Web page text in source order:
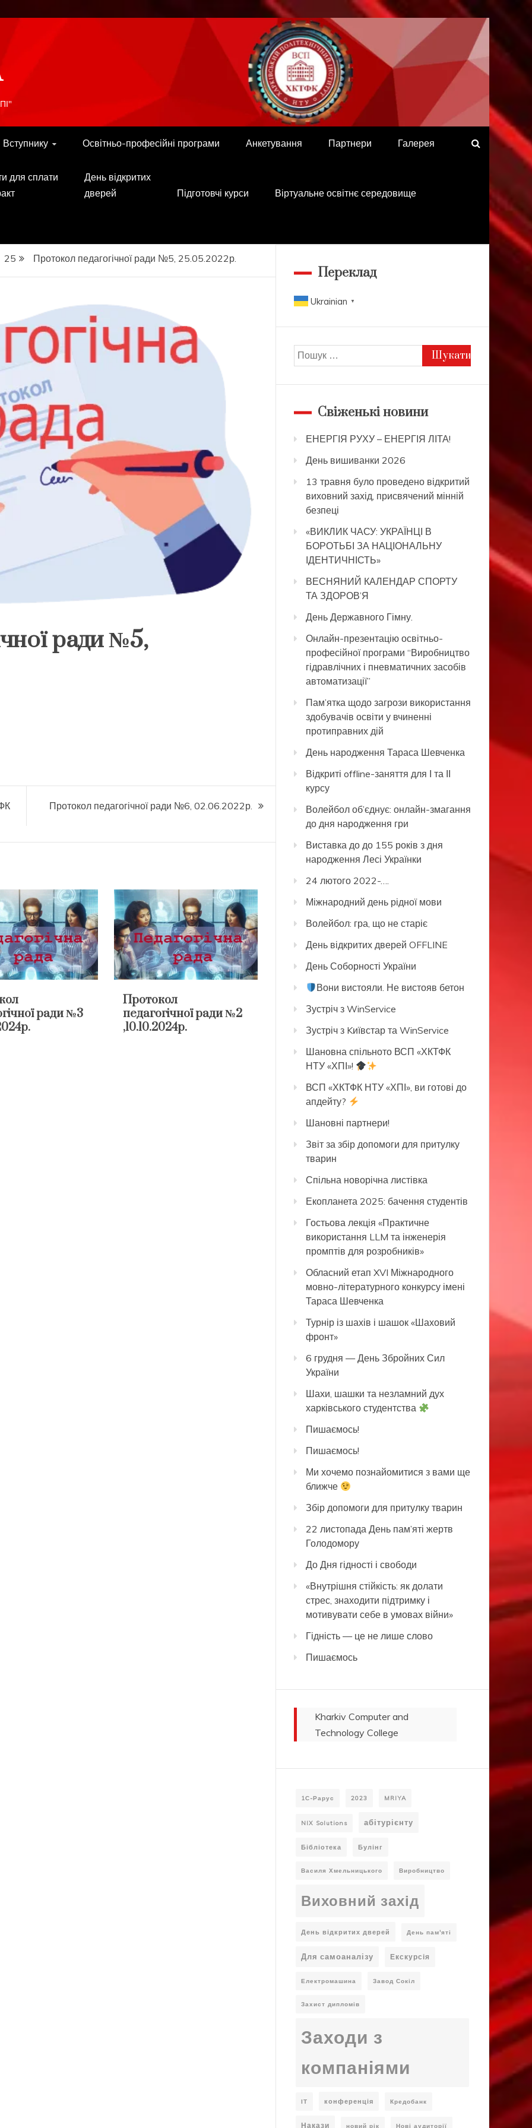
Вступнику Освітньо-професійні програми Анкетування Партнери Галерея
для сплати
День відкритих
дверей
Підготовчі курси Віртуальне освітнє середовище
25 Протокол педагогічної ради №5, 25.05.2022р.
ради №5,
Протокол педагогічної ради №6, 02.06.2022р.
ради №3
Протокол
педагогічної ради №2
,10.10.2024р.
Переклад
Ukrainian ▼
Пошук:
Свіженькі новини
ЕНЕРГІЯ РУХУ – ЕНЕРГІЯ ЛІТА!
День вишиванки 2026
13 травня було проведено відкритий
виховний захід, присвячений мінній
безпеці
«ВИКЛИК ЧАСУ: УКРАЇНЦІ В
БОРОТЬБІ ЗА НАЦІОНАЛЬНУ
ІДЕНТИЧНІСТЬ»
ВЕСНЯНИЙ КАЛЕНДАР СПОРТУ
ТА ЗДОРОВ’Я
День Державного Гімну.
Онлайн-презентацію освітньо-
професійної програми “Виробництво
гідравлічних і пневматичних засобів
автоматизації”
Пам’ятка щодо загрози використання
здобувачів освіти у вчиненні
протиправних дій
День народження Тараса Шевченка
Відкриті offline-заняття для І та ІІ
курсу
Волейбол об’єднує: онлайн-змагання
до дня народження гри
Виставка до до 155 років з дня
народження Лесі Українки
24 лютого 2022-….
Міжнародний день рідної мови
Волейбол: гра, що не старіє
День відкритих дверей OFFLINE
День Соборності України
Вони вистояли. Не вистояв бетон
Зустріч з WinService
Зустріч з Kиївстар та WinService
Шановна спільното ВСП «ХКТФК
НТУ «ХПІ»!
ВСП «ХКТФК НТУ «ХПІ», ви готові до
апдейту?
Шановні партнери!
Звіт за збір допомоги для притулку
тварин
Спільна новорічна листівка
Екопланета 2025: бачення студентів
Гостьова лекція «Практичне
використання LLM та інженерія
промптів для розробників»
Обласний етап XVI Міжнародного
мовно-літературного конкурсу імені
Тараса Шевченка
Турнір із шахів і шашок «Шаховий
фронт»
6 грудня — День Збройних Сил
України
Шахи, шашки та незламний дух
харківського студентства
Пишаємось!
Пишаємось!
Ми хочемо познайомитися з вами ще
ближче
Збір допомоги для притулку тварин
22 листопада День пам’яті жертв
Голодомору
До Дня гідності і свободи
«Внутрішня стійкість: як долати
стрес, знаходити підтримку і
мотивувати себе в умовах війни»
Гідність — це не лише слово
Пишаємось
Kharkiv Computer and
Technology College
1С-Рарус 2023 MRIYA
NIX Solutions абітурієнту
Бібліотека Булінг
Василя Хмельницького Виробництво
Виховний захід
День відкритих дверей День пам'яті
Для самоаналізу Екскурсія
Електромашина Завод Сокіл
Захист дипломів
Заходи з
компаніями
ІТ конференція Кредобанк
Накази новий рік Нові аудиторії